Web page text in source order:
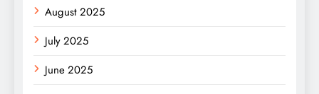
August 2025
July 2025
June 2025